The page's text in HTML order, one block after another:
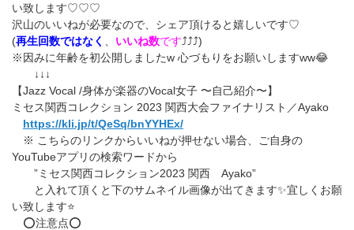
い致します♡♡♡
沢山のいいねが必要なので、シェア頂けると嬉しいです♡
(再生回数ではなく いいね数です⤴⤴⤴)
※因みに年齢を初公開しましたw 心づもりをお願いしますww😂
↓↓↓
【Jazz Vocal /身体が楽器のVocal女子 〜自己紹介〜】
ミセス関西コレクション 2023 関西大会ファイナリスト／Ayako
https://kli.jp/t/QeSq/bnYYHEx/
※ こちらのリンクからいいねが押せない場合、ご自身の
YouTubeアプリの検索ワードから
”ミセス関西コレクション2023 関西 Ayako”
と入れて頂くと下のサムネイル画像が出てきます✨宜しくお願
い致します⭐
⭕️注意点⭕️